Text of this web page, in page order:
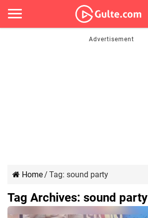
Home/ Tag: sound party
Tag Archives: sound party